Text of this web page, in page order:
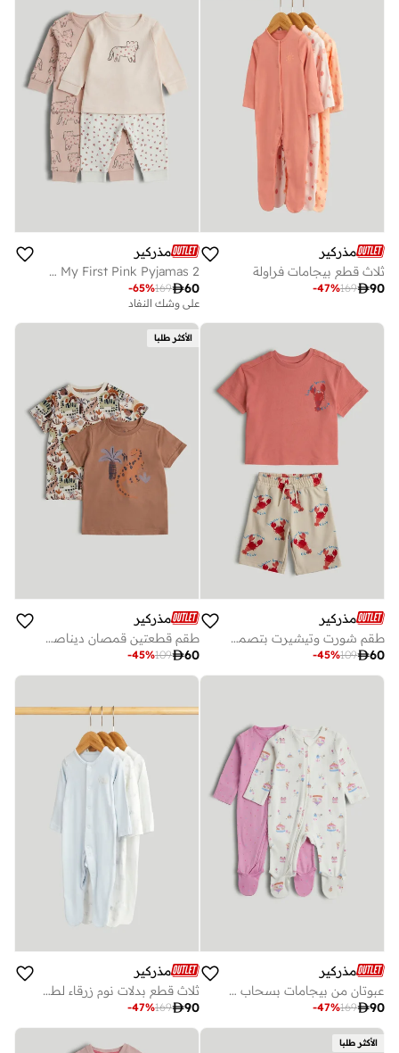
مذركير
ثلاث قطع بيجامات فراولة
90
169
-47%
مذركير
2 Pack My First Pink Pyjamas
60
169
-65%
على وشك النفاد
مذركير
طقم شورت وتيشيرت بتصميم سرطان البحر
60
109
-45%
الأكثر طلبا
مذركير
طقم قطعتين قمصان ديناصور
60
109
-45%
مذركير
عبوتان من بيجامات بسحاب بتصميم كرنفال
90
169
-47%
مذركير
ثلاث قطع بدلات نوم زرقاء لطفلي الأول
90
169
-47%
الأكثر طلبا